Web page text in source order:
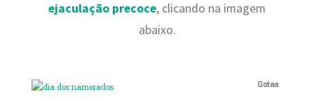
ejaculação precoce, clicando na imagem
abaixo.
Gotas